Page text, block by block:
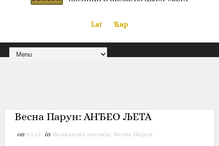
Lat« Ћир
Весна Парун: АНЂЕО ЉЕТА
on 9.3.15 in Балканска поезија, Весна Парун